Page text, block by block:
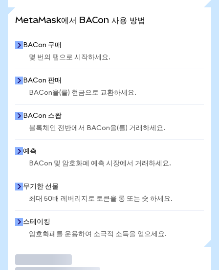
MetaMask에서 BACon 사용 방법
BACon 구매
몇 번의 탭으로 시작하세요.
BACon 판매
BACon을(를) 현금으로 교환하세요.
BACon 스왑
블록체인 전반에서 BACon을(를) 거래하세요.
예측
BACon 및 암호화폐 예측 시장에서 거래하세요.
무기한 선물
최대 50배 레버리지로 토큰을 롱 또는 숏 하세요.
스테이킹
암호화폐를 운용하여 소극적 소득을 얻으세요.